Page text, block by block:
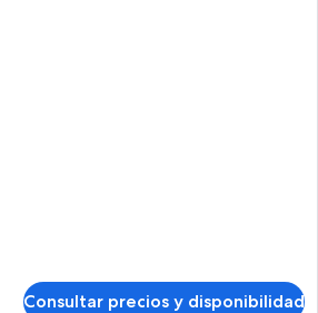
Consultar precios y disponibilidad